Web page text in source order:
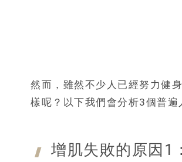
然而，雖然不少人已經努力健
樣呢？以下我們會分析3個普遍
增肌失敗的原因1